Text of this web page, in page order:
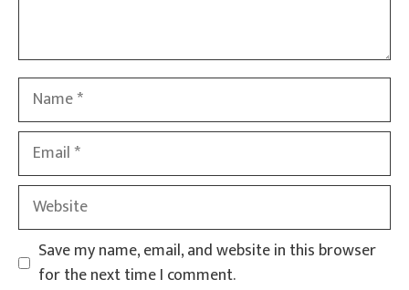
Name
Email
Website
Save my name, email, and website in this browser
for the next time I comment.